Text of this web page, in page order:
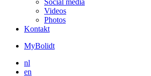
Social media
Videos
Photos
Kontakt
MyBolidt
nl
en